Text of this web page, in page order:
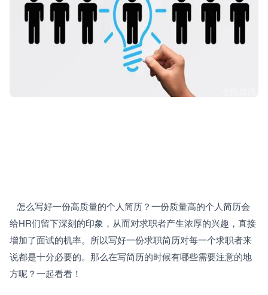
给HR们留下深刻的印象，从而对求职者产生浓厚的兴趣，直接
增加了面试的机率。所以写好一份求职简历对每一个求职者来
说都是十分必要的。那么在写简历的时候有哪些需要注意的地
方呢？一起看看！